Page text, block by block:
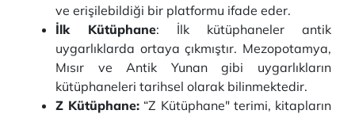
ve erişilebildiği bir platformu ifade eder.
İlk Kütüphane: İlk kütüphaneler antik
uygarlıklarda ortaya çıkmıştır. Mezopotamya,
Mısır ve Antik Yunan gibi uygarlıkların
kütüphaneleri tarihsel olarak bilinmektedir.
Z Kütüphane: “Z Kütüphane" terimi, kitapların